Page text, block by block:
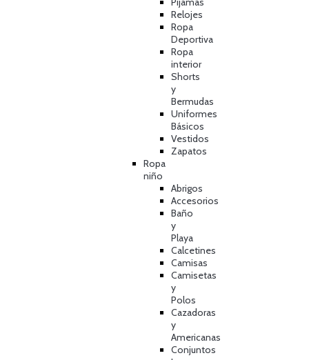
Relojes
Ropa
Deportiva
Ropa
interior
Shorts
y
Bermudas
Uniformes
Básicos
Vestidos
Zapatos
Ropa
niño
Abrigos
Accesorios
Baño
y
Playa
Calcetines
Camisas
Camisetas
y
Polos
Cazadoras
y
Americanas
Conjuntos